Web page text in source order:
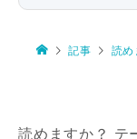
記事 読め
読めますか？ テ